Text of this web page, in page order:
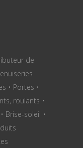
de
• Portes •
roulants •
Brise-soleil •